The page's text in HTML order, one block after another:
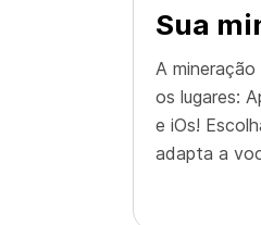
Sua
A
os lugares:
e iOs!
adapta a